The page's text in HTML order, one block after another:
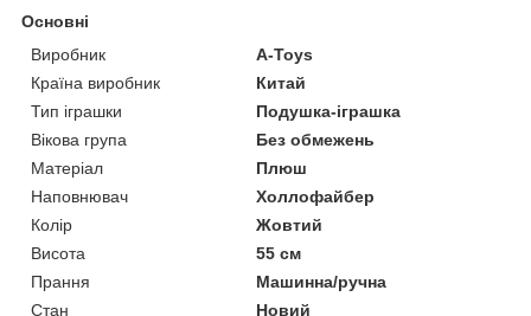
Основні
Виробник
A-Toys
Країна виробник
Китай
Тип іграшки
Подушка-іграшка
Вікова група
Без обмежень
Матеріал
Плюш
Наповнювач
Холлофайбер
Колір
Жовтий
Висота
55 см
Прання
Машинна/ручна
Стан
Новий